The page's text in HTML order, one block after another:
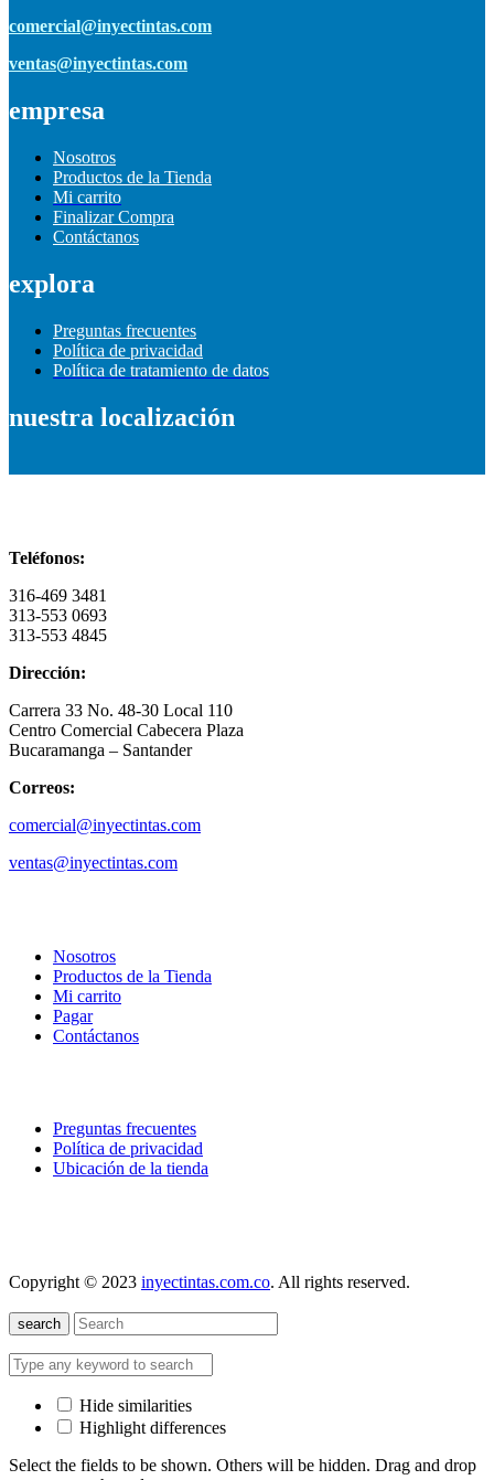
comercial@inyectintas.com
ventas@inyectintas.com
empresa
Nosotros
Productos de la Tienda
Mi carrito
Finalizar Compra
Contáctanos
explora
Preguntas frecuentes
Política de privacidad
Política de tratamiento de datos
nuestra localización
Teléfonos:
316-469 3481
313-553 0693
313-553 4845
Dirección:
Carrera 33 No. 48-30 Local 110
Centro Comercial Cabecera Plaza
Bucaramanga – Santander
Correos:
comercial@inyectintas.com
ventas@inyectintas.com
Nosotros
Productos de la Tienda
Mi carrito
Pagar
Contáctanos
Preguntas frecuentes
Política de privacidad
Ubicación de la tienda
Copyright © 2023 inyectintas.com.co. All rights reserved.
search
Hide similarities
Highlight differences
Select the fields to be shown. Others will be hidden. Drag and drop